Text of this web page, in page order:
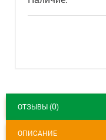
ОТЗЫВЫ (0)
ОПИСАНИЕ